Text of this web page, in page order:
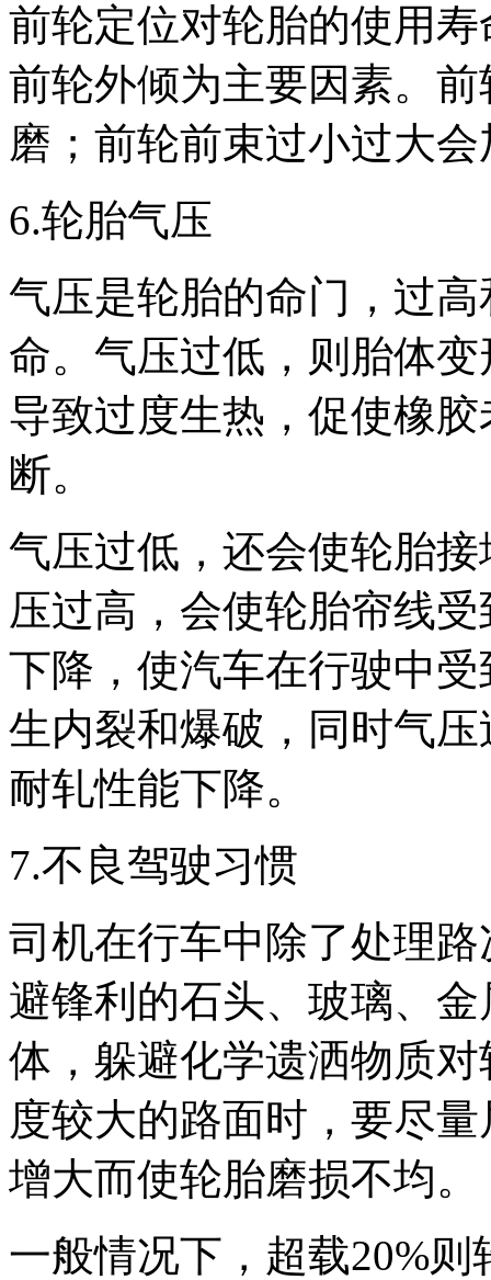
前轮定位对轮胎的使用
前轮外倾为主要因素。
磨；前轮前束过小过大
6.轮胎气压
气压是轮胎的命门，过
命。气压过低，则胎体
导致过度生热，促使橡
断。
气压过低，还会使轮胎
压过高，会使轮胎帘线
下降，使汽车在行驶中
生内裂和爆破，同时气
耐轧性能下降。
7.不良驾驶习惯
司机在行车中除了处理
避锋利的石头、玻璃、
体，躲避化学遗洒物质
度较大的路面时，要尽
增大而使轮胎磨损不均。
一般情况下，超载20%则